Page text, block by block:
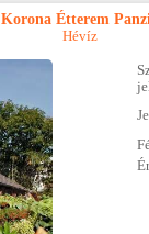
Korona Étterem
Hévíz